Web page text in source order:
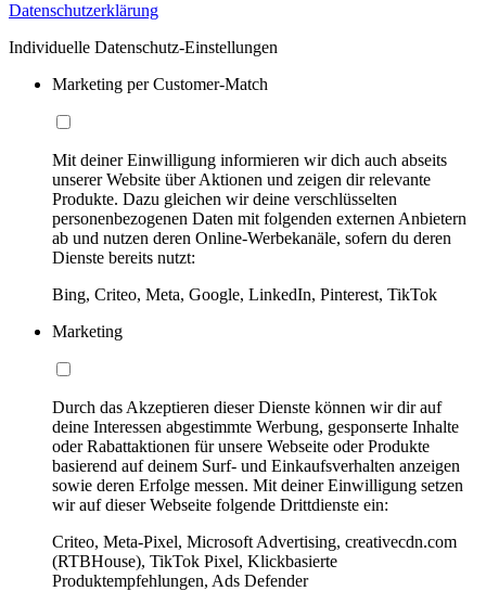
Datenschutzerklärung
Individuelle Datenschutz-Einstellungen
Marketing per Customer-Match
Mit deiner Einwilligung informieren wir dich auch abseits
unserer Website über Aktionen und zeigen dir relevante
Produkte. Dazu gleichen wir deine verschlüsselten
personenbezogenen Daten mit folgenden externen Anbietern
ab und nutzen deren Online-Werbekanäle, sofern du deren
Dienste bereits nutzt:
Bing, Criteo, Meta, Google, LinkedIn, Pinterest, TikTok
Marketing
Durch das Akzeptieren dieser Dienste können wir dir auf
deine Interessen abgestimmte Werbung, gesponserte Inhalte
oder Rabattaktionen für unsere Webseite oder Produkte
basierend auf deinem Surf- und Einkaufsverhalten anzeigen
sowie deren Erfolge messen. Mit deiner Einwilligung setzen
wir auf dieser Webseite folgende Drittdienste ein:
Criteo, Meta-Pixel, Microsoft Advertising, creativecdn.com
(RTBHouse), TikTok Pixel, Klickbasierte
Produktempfehlungen, Ads Defender